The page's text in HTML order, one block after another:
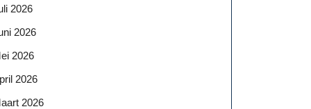
2026
2026
2026
2026
2026